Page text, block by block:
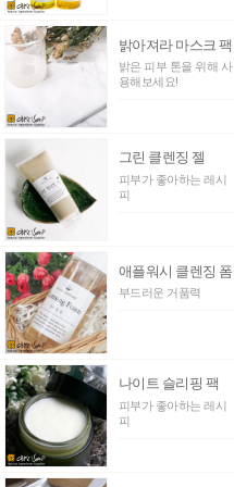
밝아져라 마스크 팩
밝은 피부 톤을 위해 사
용해보세요!
그린 클렌징 젤
피부가 좋아하는 레시
피
애플워시 클렌징 폼
부드러운 거품력
나이트 슬리핑 팩
피부가 좋아하는 레시
피